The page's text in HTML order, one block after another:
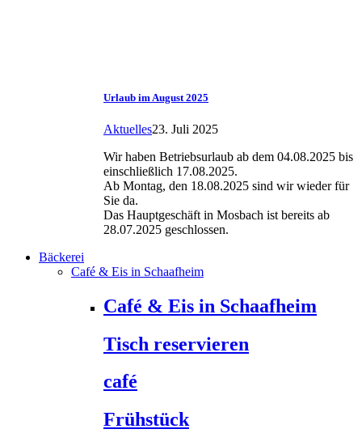
Urlaub im August 2025
Aktuelles23. Juli 2025
Wir haben Betriebsurlaub ab dem 04.08.2025 bis
einschließlich 17.08.2025.
Ab Montag, den 18.08.2025 sind wir wieder für
Sie da.
Das Hauptgeschäft in Mosbach ist bereits ab
28.07.2025 geschlossen.
Bäckerei
Café & Eis in Schaafheim
Café & Eis in Schaafheim
Tisch reservieren
café
Frühstück